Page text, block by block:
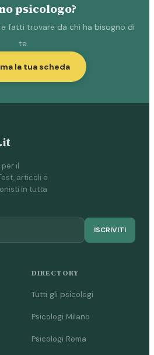
psicologo?
fatti trovare da chi ha bisogno di
te.
la tua scheda
il
articoli e
in tutta
ISCRIVITI
DIRECTORY
Tutti gli psicologi
Psicologi Milano
Psicologi Roma